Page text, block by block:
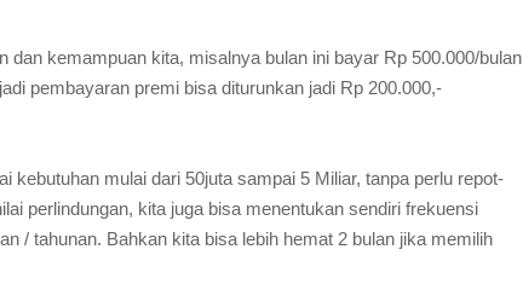
kemampuan kita, misalnya bulan ini bayar Rp 500.000/bulan
pembayaran premi bisa diturunkan jadi Rp 200.000,-
kebutuhan mulai dari 50juta sampai 5 Miliar, tanpa perlu repot-
perlindungan, kita juga bisa menentukan sendiri frekuensi
/ tahunan. Bahkan kita bisa lebih hemat 2 bulan jika memilih